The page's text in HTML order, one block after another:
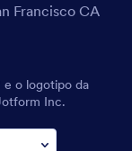
Francisco CA
o logotipo da
Inc.